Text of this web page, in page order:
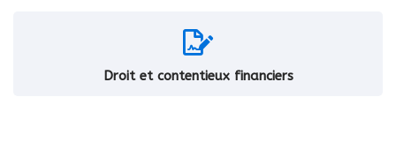
Droit et contentieux financiers